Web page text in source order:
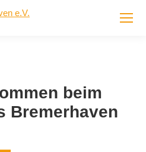
beim
Bremerhaven